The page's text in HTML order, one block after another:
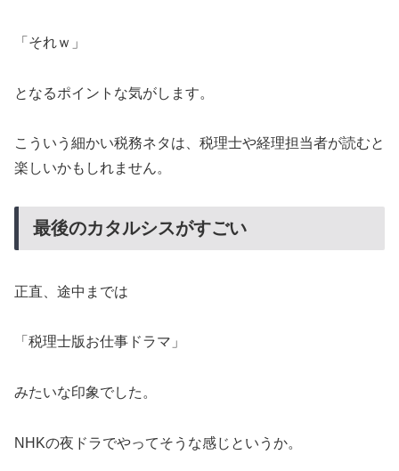
「それｗ」
となるポイントな気がします。
こういう細かい税務ネタは、税理士や経理担当者が読むと
楽しいかもしれません。
最後のカタルシスがすごい
正直、途中までは
「税理士版お仕事ドラマ」
みたいな印象でした。
NHKの夜ドラでやってそうな感じというか。